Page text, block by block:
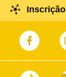
Inscrição